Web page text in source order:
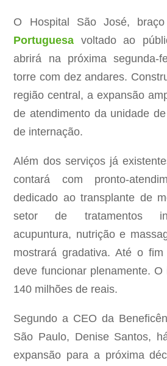
O Hospital São José,
Portuguesa voltado ao
abrirá na próxima segunda-
torre com dez andares.
região central, a expansão
de atendimento da unidade
de internação.
Além dos serviços já
contará com pronto-
dedicado ao transplante de
setor de tratamentos
acupuntura, nutrição e
mostrará gradativa. Até o
deve funcionar plenamente.
140 milhões de reais.
Segundo a CEO da
São Paulo, Denise Santos,
expansão para a próxima